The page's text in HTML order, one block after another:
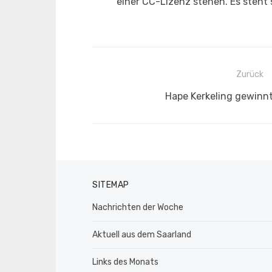
BeitragsnavigationZurück
Vorheriger
Hape Kerkeling
SITEMAP
Nachrichten der Woche
Aktuell aus dem Saarland
Links des Monats